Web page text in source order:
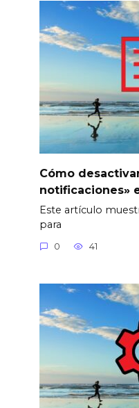
Cómo
notificaciones»
Este artículo
para
0 41